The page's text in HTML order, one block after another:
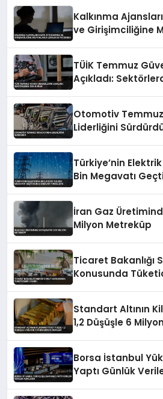
Kalkınma
ve Girişimciliğine
TÜİK Temmuz
Açıkladı:
Otomotiv
Liderliğini
Türkiye’nin
Bin Megavatı
İran Gaz
Milyon Metreküp
Ticaret Bakanlığı
Konusunda
Standart Altının
1,2 Düşüşle 6
Borsa İstanbul
Yaptı Günlük